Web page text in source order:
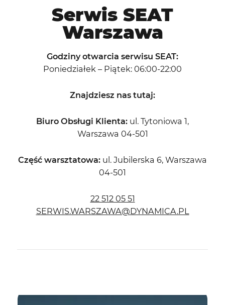
Serwis SEAT
Warszawa
Godziny otwarcia serwisu SEAT:
Poniedziałek – Piątek: 06:00-22:00
Znajdziesz nas tutaj:
Biuro Obsługi Klienta: ul. Tytoniowa 1,
Warszawa 04-501
Część warsztatowa: ul. Jubilerska 6, Warszawa
04-501
22 512 05 51
SERWIS.WARSZAWA@DYNAMICA.PL